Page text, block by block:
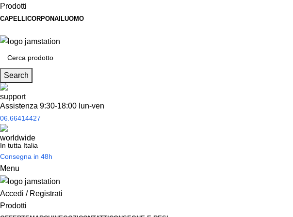
Prodotti
CAPELLI CORPONAILUOMO
Search
Assistenza 9:30-18:00 lun-ven
06.66414427
In tutta Italia
Consegna in 48h
Menu
Accedi / Registrati
Prodotti